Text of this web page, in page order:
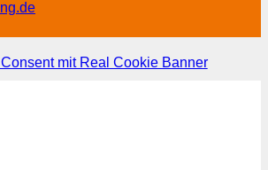
mit Real Cookie Banner